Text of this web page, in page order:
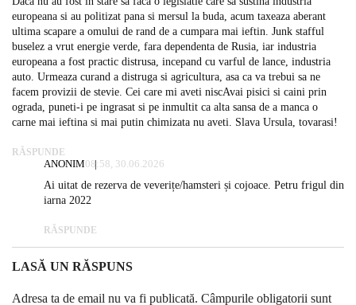
europeana si au politizat pana si mersul la buda, acum taxeaza aberant
ultima scapare a omului de rand de a cumpara mai ieftin. Junk stafful
buselez a vrut energie verde, fara dependenta de Rusia, iar industria
europeana a fost practic distrusa, incepand cu varful de lance, industria
auto. Urmeaza curand a distruga si agricultura, asa ca va trebui sa ne
facem provizii de stevie. Cei care mi aveti niscAvai pisici si caini prin
ograda, puneti-i pe ingrasat si pe inmultit ca alta sansa de a manca o
carne mai ieftina si mai putin chimizata nu aveti. Slava Ursula, tovarasi!
RĂSPUNDE
ANONIM08:58, 30.06.2026
Ai uitat de rezerva de veverițe/hamsteri și cojoace. Petru frigul din
iarna 2022
RĂSPUNDE
LASĂ UN RĂSPUNS
Adresa ta de email nu va fi publicată. Câmpurile obligatorii sunt